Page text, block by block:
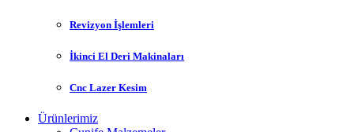
Revizyon İşlemleri
İkinci El Deri Makinaları
Cnc Lazer Kesim
Ürünlerimiz